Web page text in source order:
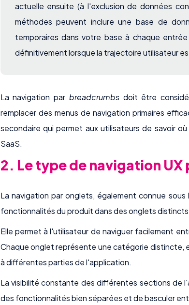
actuelle ensuite (à l'exclusion de données
méthodes peuvent inclure une base de
temporaires dans votre base à chaque
définitivement lorsque la trajectoire utilisateur
La navigation par breadcrumbsdoit être
remplacer des menus de navigation primaires
secondaire qui permet aux utilisateurs de savoir
SaaS.
2. Le type de navigation UX
La navigation par onglets, également connue
fonctionnalités du produit dans des onglets
Elle permet à l'utilisateur de naviguer facilement
Chaque onglet représente une catégorie distincte,
à différentes parties de l'application.
La visibilité constante des différentes sections de
des fonctionnalités bien séparées et de basculer